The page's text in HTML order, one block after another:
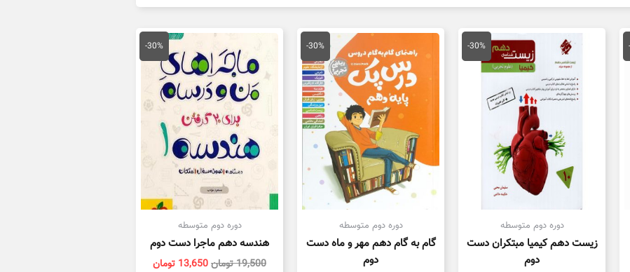
-30%
دوره دوم متوسطه
زیست دهم کیمیا مبتکران دست
دوم
اصلی
44,000 تومان
بود.
قیمت
فعلی
-30%
دوره دوم متوسطه
گام به گام دهم مهر و ماه دست
دوم
قیمت
اصلی
35,000 تومان
بود.
قیمت
فعلی
است.
-30%
دوره دوم متوسطه
هندسه دهم ماجرا دست دوم
19,500تومان
قیمت
19,500 تومان
بود.
13,650 تومان
قیمت
فعلی